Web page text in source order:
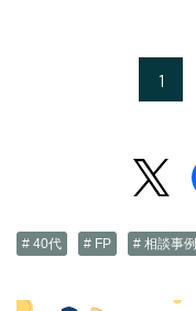
1
# 40代 # FP # 相談事例